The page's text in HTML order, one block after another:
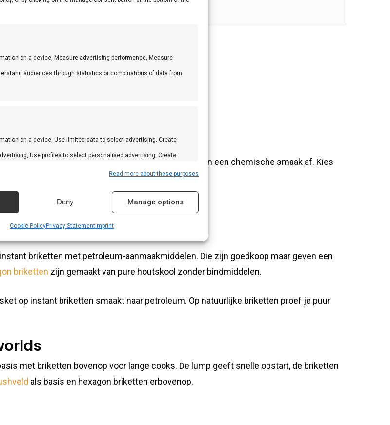
on a device, Measure advertising performance, Measure
audiences through statistics or combinations of data from
on a device, Use limited data to select advertising, Create
Use profiles to select personalised advertising, Create
Use profiles to select personalised content, Develop and
transmitted automatically.
and content, Save and
Always active
Read more about these purposes
Deny Manage options
Cookie PolicyPrivacy StatementImprint
met aanmaakmiddelen en bindstoffen. Die geven een chemische smaak af. Kies
of onze hexagon briketten.
briketten
briketten met petroleum-aanmaakmiddelen. Die zijn goedkoop maar geven een
briketten zijn gemaakt van pure houtskool zonder bindmiddelen.
op instant briketten smaakt naar petroleum. Op natuurlijke briketten proef je puur
met briketten bovenop voor lange cooks. De lump geeft snelle opstart, de briketten
als basis en hexagon briketten erbovenop.